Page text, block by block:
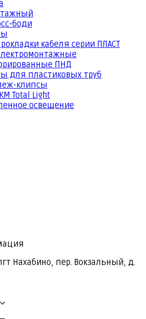
боди
кабеля серии ПЛАСТ
ПНД
для пластиковых труб
клипсы
Total Light
освещение
Нахабино, пер. Вокзальный, д.